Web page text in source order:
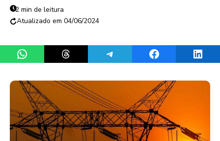
2 min de leitura
04/06/2024
Share on WhatsAppShare on ThreadsShare on TelegramShare on Facebook